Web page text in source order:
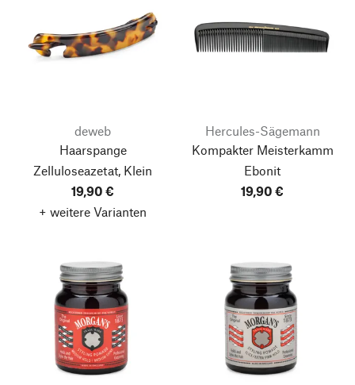
deweb
Haarspange
Zelluloseazetat, Klein
19,90 €
+ weitere Varianten
Hercules-Sägemann
Kompakter Meisterkamm
Ebonit
19,90 €